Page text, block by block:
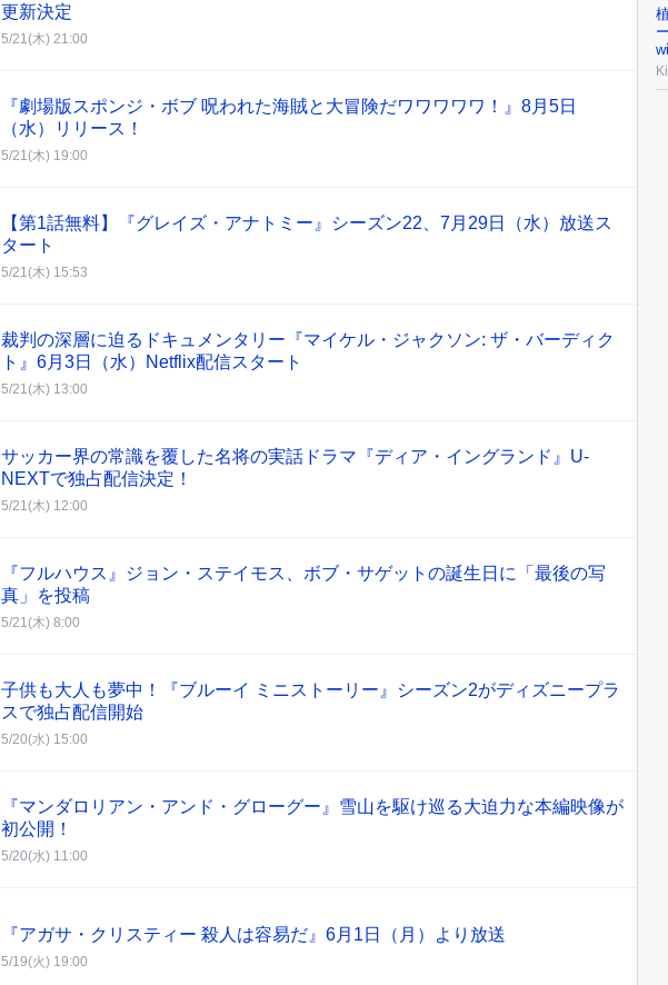
更新決定
5/21(木) 21:00
『劇場版スポンジ・ボブ 呪われた海賊と大冒険だワワワワワ！』8月5日
（水）リリース！
5/21(木) 19:00
【第1話無料】『グレイズ・アナトミー』シーズン22、7月29日（水）放送ス
タート
5/21(木) 15:53
裁判の深層に迫るドキュメンタリー『マイケル・ジャクソン: ザ・バーディク
ト』6月3日（水）Netflix配信スタート
5/21(木) 13:00
サッカー界の常識を覆した名将の実話ドラマ『ディア・イングランド』U-
NEXTで独占配信決定！
5/21(木) 12:00
『フルハウス』ジョン・ステイモス、ボブ・サゲットの誕生日に「最後の写
真」を投稿
5/21(木) 8:00
子供も大人も夢中！『ブルーイ ミニストーリー』シーズン2がディズニープラ
スで独占配信開始
5/20(水) 15:00
『マンダロリアン・アンド・グローグー』雪山を駆け巡る大迫力な本編映像が
初公開！
5/20(水) 11:00
『アガサ・クリスティー 殺人は容易だ』6月1日（月）より放送
5/19(火) 19:00